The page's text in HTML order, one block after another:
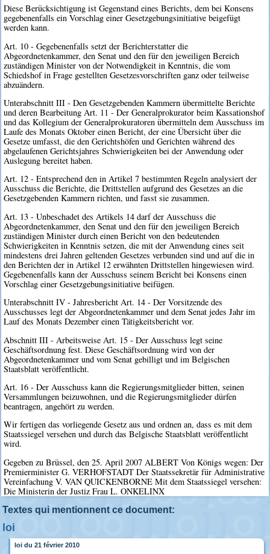
Diese Berücksichtigung ist Gegenstand eines Berichts, dem bei Konsens
gegebenenfalls ein Vorschlag einer Gesetzgebungsinitiative beigefügt
werden kann.
Art. 10 - Gegebenenfalls setzt der Berichterstatter die
Abgeordnetenkammer, den Senat und den für den jeweiligen Bereich
zuständigen Minister von der Notwendigkeit in Kenntnis, die vom
Schiedshof in Frage gestellten Gesetzesvorschriften ganz oder teilweise
abzuändern.
Unterabschnitt III - Den Gesetzgebenden Kammern übermittelte Berichte
und deren Bearbeitung Art. 11 - Der Generalprokurator beim Kassationshof
und das Kollegium der Generalprokuratoren übermitteln dem Ausschuss im
Laufe des Monats Oktober einen Bericht, der eine Übersicht über die
Gesetze umfasst, die den Gerichtshöfen und Gerichten während des
abgelaufenen Gerichtsjahres Schwierigkeiten bei der Anwendung oder
Auslegung bereitet haben.
Art. 12 - Entsprechend den in Artikel 7 bestimmten Regeln analysiert der
Ausschuss die Berichte, die Drittstellen aufgrund des Gesetzes an die
Gesetzgebenden Kammern richten, und fasst sie zusammen.
Art. 13 - Unbeschadet des Artikels 14 darf der Ausschuss die
Abgeordnetenkammer, den Senat und den für den jeweiligen Bereich
zuständigen Minister durch einen Bericht von den bedeutenden
Schwierigkeiten in Kenntnis setzen, die mit der Anwendung eines seit
mindestens drei Jahren geltenden Gesetzes verbunden sind und auf die in
den Berichten der in Artikel 12 erwähnten Drittstellen hingewiesen wird.
Gegebenenfalls kann der Ausschuss seinem Bericht bei Konsens einen
Vorschlag einer Gesetzgebungsinitiative beifügen.
Unterabschnitt IV - Jahresbericht Art. 14 - Der Vorsitzende des
Ausschusses legt der Abgeordnetenkammer und dem Senat jedes Jahr im
Lauf des Monats Dezember einen Tätigkeitsbericht vor.
Abschnitt III - Arbeitsweise Art. 15 - Der Ausschuss legt seine
Geschäftsordnung fest. Diese Geschäftsordnung wird von der
Abgeordnetenkammer und vom Senat gebilligt und im Belgischen
Staatsblatt veröffentlicht.
Art. 16 - Der Ausschuss kann die Regierungsmitglieder bitten, seinen
Versammlungen beizuwohnen, und die Regierungsmitglieder dürfen
beantragen, angehört zu werden.
Wir fertigen das vorliegende Gesetz aus und ordnen an, dass es mit dem
Staatssiegel versehen und durch das Belgische Staatsblatt veröffentlicht
wird.
Gegeben zu Brüssel, den 25. April 2007 ALBERT Von Königs wegen: Der
Premierminister G. VERHOFSTADT Der Staatssekretär für Administrative
Vereinfachung V. VAN QUICKENBORNE Mit dem Staatssiegel versehen:
Die Ministerin der Justiz Frau L. ONKELINX
Textes qui mentionnent ce document:
loi
loi du 21 février 2010